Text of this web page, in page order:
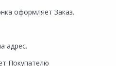
оформляет Заказ.
адрес.
Покупателю